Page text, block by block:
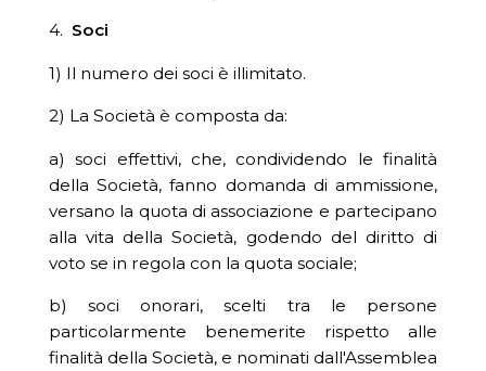
4. Soci
1) Il numero dei soci è illimitato.
2) La Società è composta da:
a) soci effettivi, che, condividendo le finalità
della Società, fanno domanda di ammissione,
versano la quota di associazione e partecipano
alla vita della Società, godendo del diritto di
voto se in regola con la quota sociale;
b) soci onorari, scelti tra le persone
particolarmente benemerite rispetto alle
finalità della Società, e nominati dall'Assemblea